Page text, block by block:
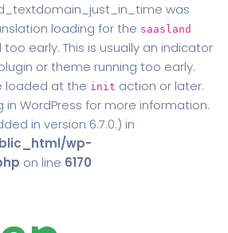
was
loading for the saasland
early. This is usually an indicator
or theme running too early.
loaded at the init action or later.
in WordPress for more information.
in version 6.7.0.) in
wp-
on line 6170